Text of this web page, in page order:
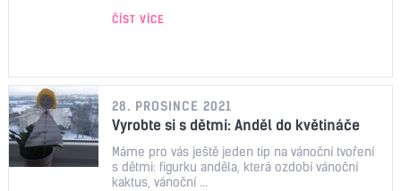
ČÍST VÍCE
28. PROSINCE 2021
Vyrobte si s dětmi: Anděl do květináče
Máme pro vás ještě jeden tip na vánoční tvoření
s dětmi: figurku anděla, která ozdobí vánoční
kaktus, vánoční ...